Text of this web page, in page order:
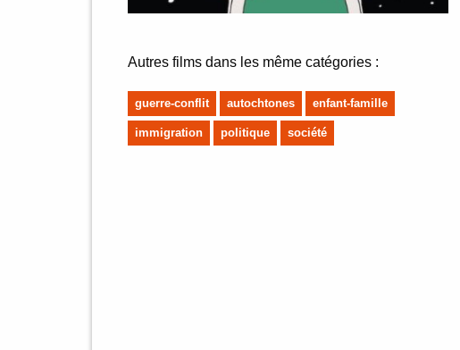
Autres films dans les même catégories :
guerre-conflit autochtones enfant-famille
immigration politique société